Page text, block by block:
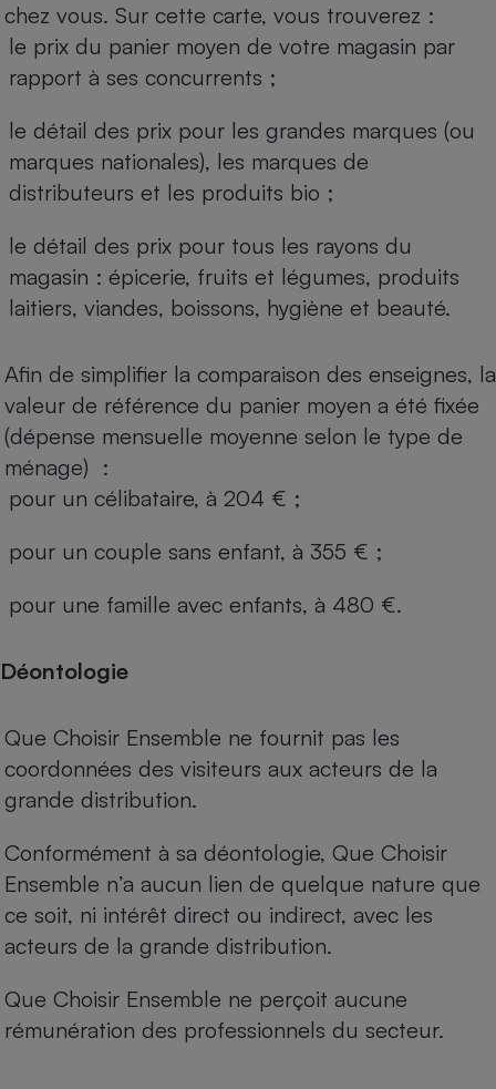
chez vous. Sur cette carte, vous trouverez :
le prix du panier moyen de votre magasin par
rapport à ses concurrents ;
le détail des prix pour les grandes marques (ou
marques nationales), les marques de
distributeurs et les produits bio ;
le détail des prix pour tous les rayons du
magasin : épicerie, fruits et légumes, produits
laitiers, viandes, boissons, hygiène et beauté.
Afin de simplifier la comparaison des enseignes, la
valeur de référence du panier moyen a été fixée
(dépense mensuelle moyenne selon le type de
ménage) :
pour un célibataire, à 204 € ;
pour un couple sans enfant, à 355 € ;
pour une famille avec enfants, à 480 €.
Déontologie
Que Choisir Ensemble ne fournit pas les
coordonnées des visiteurs aux acteurs de la
grande distribution.
Conformément à sa déontologie, Que Choisir
Ensemble n’a aucun lien de quelque nature que
ce soit, ni intérêt direct ou indirect, avec les
acteurs de la grande distribution.
Que Choisir Ensemble ne perçoit aucune
rémunération des professionnels du secteur.